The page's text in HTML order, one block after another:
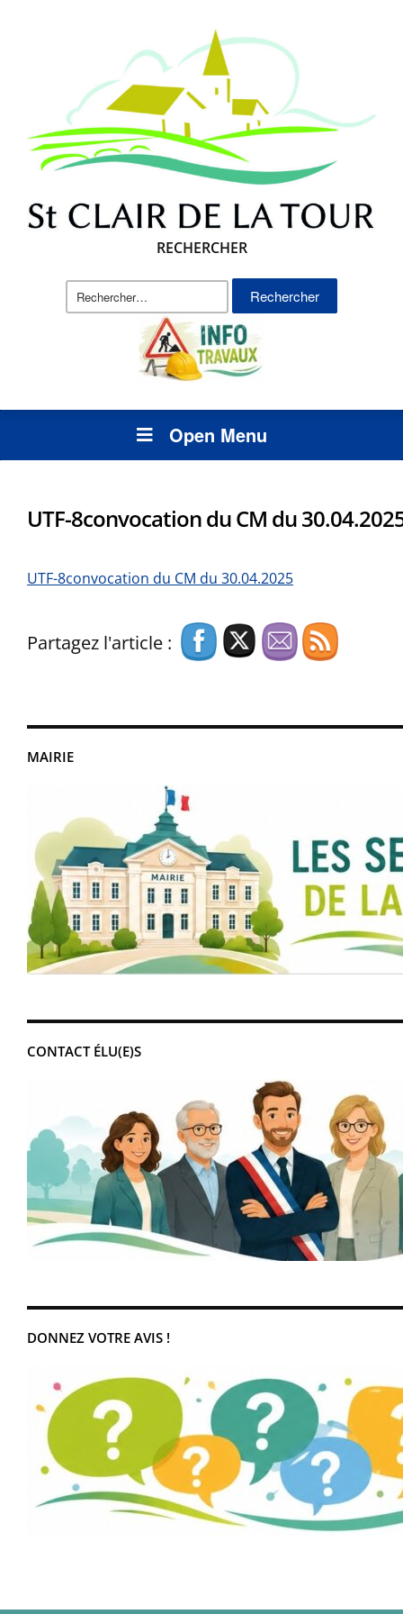
RECHERCHER
Rechercher :
Open Menu
MAIRIE
CONTACT ÉLU(E)S
DONNEZ VOTRE AVIS !
UTF-8convocation du CM du
UTF-8convocation du CM du 30.04.2025
Partagez l'article :